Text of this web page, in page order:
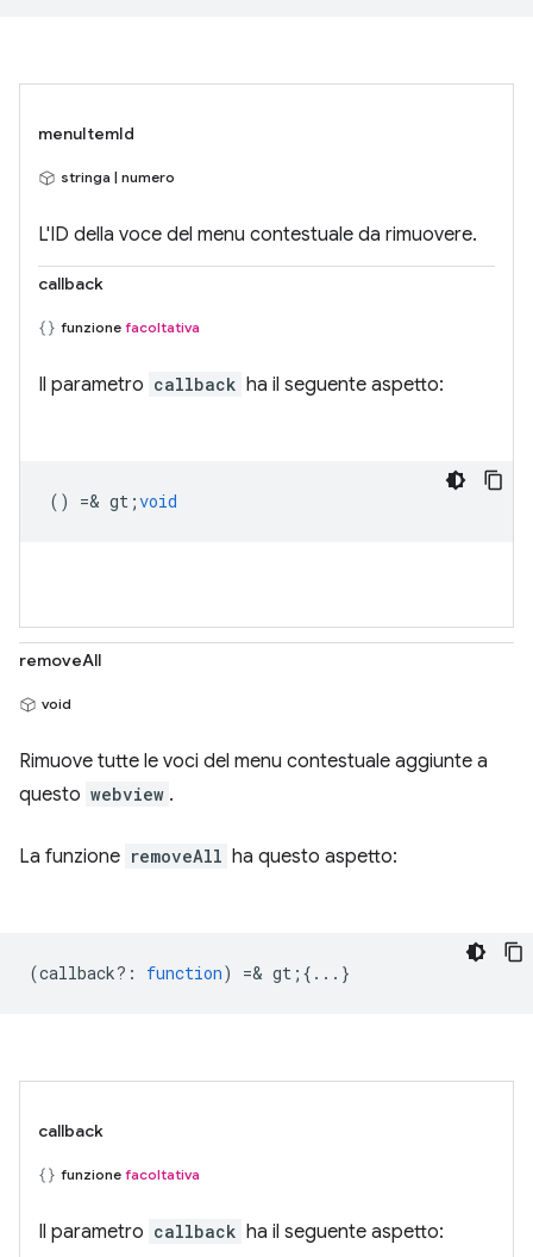
menuItemId
stringa | numero
L'ID della voce del menu contestuale da rimuovere.
callback
funzione facoltativa
Il parametro callback ha il seguente aspetto:
() =& gt;void
removeAll
void
Rimuove tutte le voci del menu contestuale aggiunte a
questo webview .
La funzione removeAll ha questo aspetto:
(callback? : function) =& gt;{...}
callback
funzione facoltativa
Il parametro callback ha il seguente aspetto: